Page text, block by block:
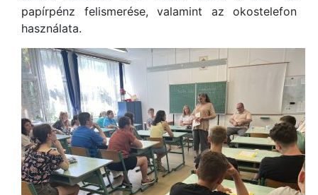
papírpénz felismerése, valamint az okostelefon
használata.